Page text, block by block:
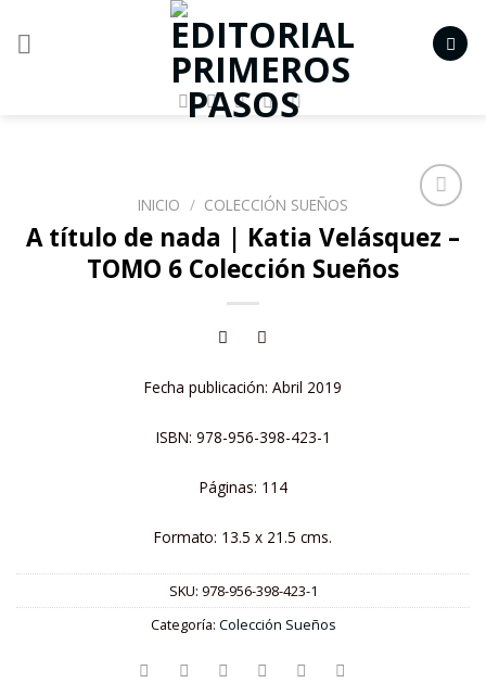
a la
INICIO / COLECCIÓN SUEÑOS
A título de nada | Katia Velásquez –
TOMO 6 Colección Sueños
Fecha publicación: Abril 2019
ISBN: 978-956-398-423-1
Páginas: 114
Formato: 13.5 x 21.5 cms.
SKU: 978-956-398-423-1
Categoría: Colección Sueños